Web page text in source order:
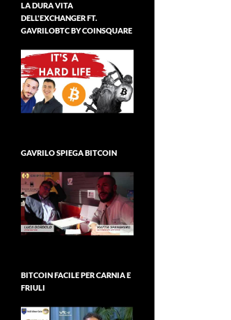
LA DURA VITA
DELL'EXCHANGER FT.
GAVRILOBTC BY COINSQUARE
GAVRILO SPIEGA BITCOIN
BITCOIN FACILE PER CARNIA E
FRIULI